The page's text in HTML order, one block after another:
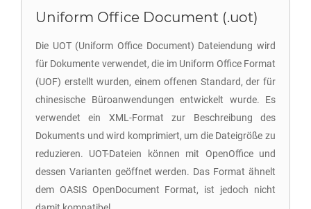
Uniform Office Document (.uot)
Die UOT (Uniform Office Document) Dateiendung wird
für Dokumente verwendet, die im Uniform Office Format
(UOF) erstellt wurden, einem offenen Standard, der für
chinesische Büroanwendungen entwickelt wurde. Es
verwendet ein XML-Format zur Beschreibung des
Dokuments und wird komprimiert, um die Dateigröße zu
reduzieren. UOT-Dateien können mit OpenOffice und
dessen Varianten geöffnet werden. Das Format ähnelt
dem OASIS OpenDocument Format, ist jedoch nicht